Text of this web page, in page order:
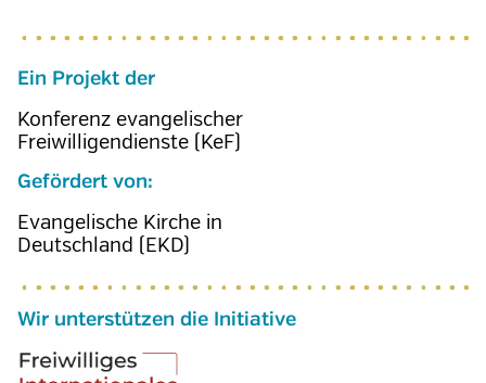
Ein Projekt der
Konferenz evangelischer
Freiwilligendienste (KeF)
Gefördert von:
Evangelische Kirche in
Deutschland (EKD)
Wir unterstützen die Initiative